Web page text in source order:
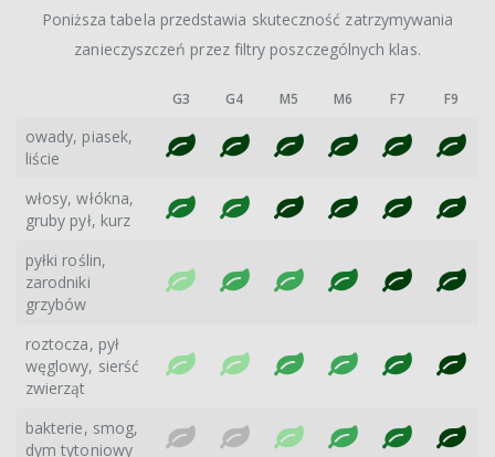
Poniższa tabela przedstawia skuteczność zatrzymywania
zanieczyszczeń przez filtry poszczególnych klas.
G3 G4 M5 M6 F7 F9
owady, piasek,
liście
włosy, włókna,
gruby pył, kurz
pyłki roślin,
zarodniki
grzybów
roztocza, pył
węglowy, sierść
zwierząt
bakterie, smog,
dym tytoniowy